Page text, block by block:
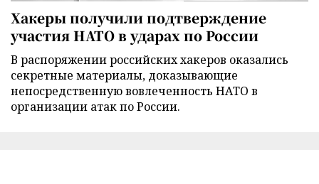
Хакеры получили подтверждение
участия НАТО в ударах по России
В распоряжении российских хакеров оказались
секретные материалы, доказывающие
непосредственную вовлеченность НАТО в
организации атак по России.